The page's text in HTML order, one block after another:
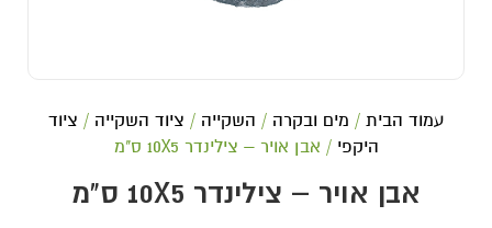
עמוד הבית / מים ובקרה / השקייה / ציוד השקייה / ציוד
היקפי / אבן אויר – צילינדר 10X5 ס"מ
אבן אויר – צילינדר 10X5 ס"מ